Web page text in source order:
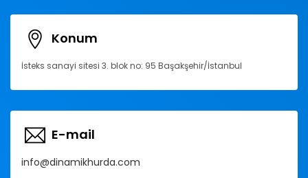
Konum
İsteks sanayi sitesi 3. blok no: 95 Başakşehir/İstanbul
E-mail
info@dinamikhurda.com